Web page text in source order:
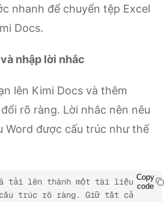
nhanh để chuyển tệp Excel
Docs.
nhập lời nhắc
lên Kimi Docs và thêm
rõ ràng. Lời nhắc nên nêu
Word được cấu trúc như thế
tải lên thành một tài liệu
cấu trúc rõ ràng. Giữ tất cả
Copy
code